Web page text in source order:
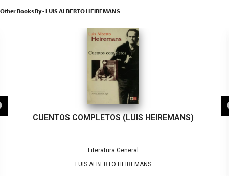
Other Books By - LUIS ALBERTO HEIREMANS
CUENTOS COMPLETOS (LUIS HEIREMANS)
Literatura General
LUIS ALBERTO HEIREMANS